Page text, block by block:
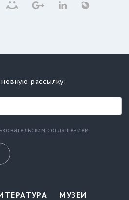
рассылку:
соглашением
МУЗЕИ